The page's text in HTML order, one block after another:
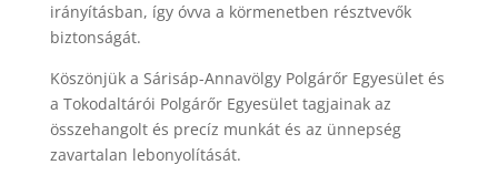
irányításban, így óvva a körmenetben résztvevők
biztonságát.
Köszönjük a Sárisáp-Annavölgy Polgárőr Egyesület és
a Tokodaltárói Polgárőr Egyesület tagjainak az
összehangolt és precíz munkát és az ünnepség
zavartalan lebonyolítását.